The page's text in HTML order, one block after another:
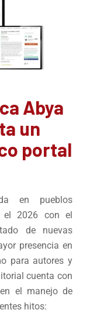
Abya
un
portal
en pueblos
el 2026 con el
de nuevas
presencia en
para autores y
cuenta con
el manejo de
hitos: